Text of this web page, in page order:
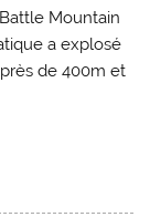
Mountain
a explosé
de 400m et